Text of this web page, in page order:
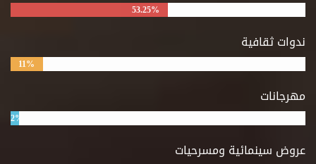
53.25%
ندوات ثقافية
11%
مهرجانات
2%
عروض سينمائية ومسرحيات